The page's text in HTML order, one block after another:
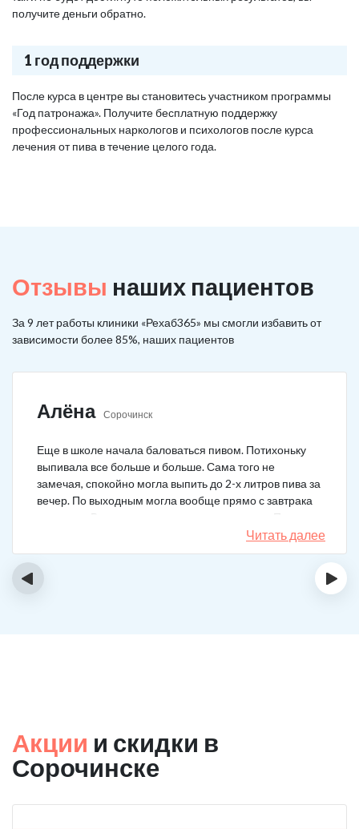
получите деньги обратно.
1 год поддержки
После курса в центре вы становитесь участником программы
«Год патронажа». Получите бесплатную поддержку
профессиональных наркологов и психологов после курса
лечения от пива в течение целого года.
Отзывы наших пациентов
За 9 лет работы клиники «Рехаб365» мы смогли избавить от
зависимости более 85%, наших пациентов
Алёна Сорочинск
Еще в школе начала баловаться пивом. Потихоньку
выпивала все больше и больше. Сама того не
замечая, спокойно могла выпить до 2-х литров пива за
вечер. По выходным могла вообще прямо с завтрака
выпивать. В клинику решила позвонить сама. Прошла
курс и уже год не принимаю алкоголь вообще никакой.
Читать далее
‹ ›
Акции и скидки в
Сорочинске